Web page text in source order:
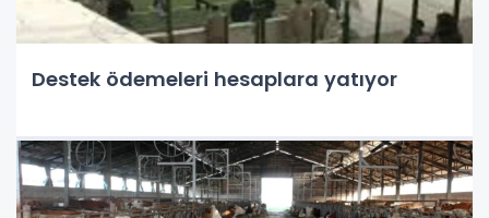
Destek ödemeleri hesaplara yatıyor